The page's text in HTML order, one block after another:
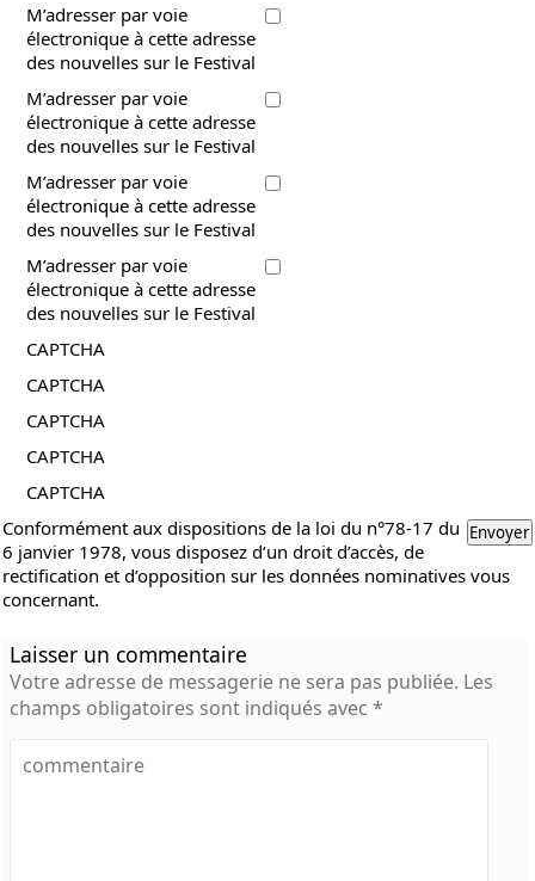
M’adresser par voie
électronique à cette adresse
des nouvelles sur le Festival
M’adresser par voie
électronique à cette adresse
des nouvelles sur le Festival
M’adresser par voie
électronique à cette adresse
des nouvelles sur le Festival
M’adresser par voie
électronique à cette adresse
des nouvelles sur le Festival
CAPTCHA
CAPTCHA
CAPTCHA
CAPTCHA
CAPTCHA
Conformément aux dispositions de la loi du n°78-17 du
6 janvier 1978, vous disposez d’un droit d’accès, de
rectification et d’opposition sur les données nominatives vous
concernant.
Laisser un commentaire
Votre adresse de messagerie ne sera pas publiée. Les
champs obligatoires sont indiqués avec*